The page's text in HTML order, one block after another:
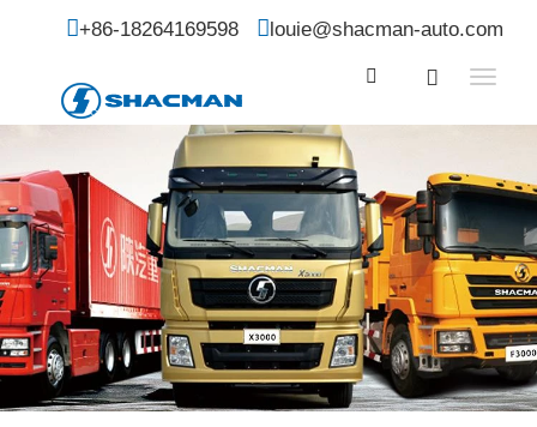
+86-18264169598 louie@shacman-auto.com